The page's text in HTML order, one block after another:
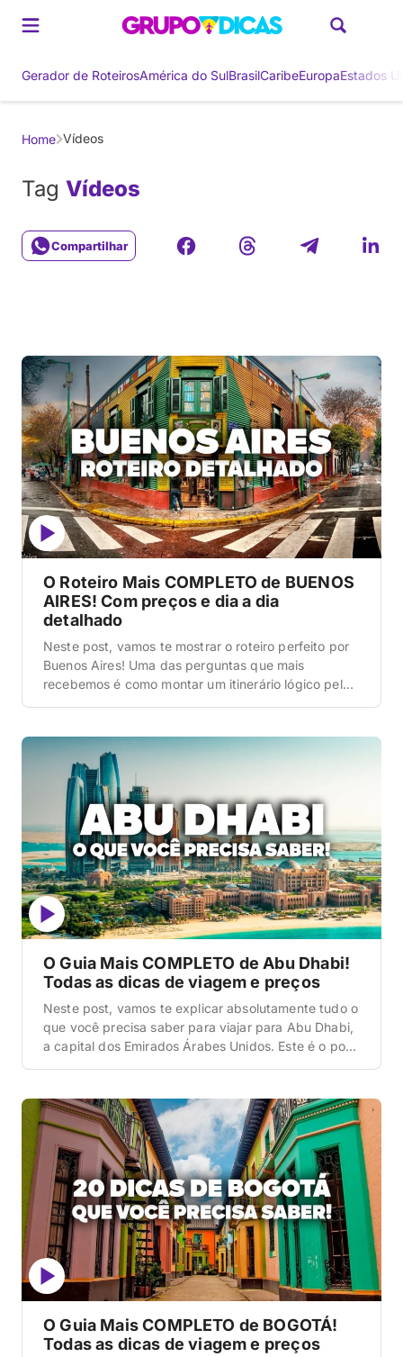
Gerador de RoteirosAmérica do SulBrasilCaribeEuropaEstados
Home Vídeos
Tag Vídeos
Compartilhar
O Roteiro Mais COMPLETO de BUENOS
AIRES! Com preços e dia a dia
detalhado
Neste post, vamos te mostrar o roteiro perfeito por
Buenos Aires! Uma das perguntas que mais
recebemos é como montar um itinerário lógico pela
favorável, sem cair em pegadinhas. Para ver o
básico do básico, apenas o centro e o Caminito, […]
O Guia Mais COMPLETO de Abu Dhabi!
Todas as dicas de viagem e preços
Neste post, vamos te explicar absolutamente tudo o
que você precisa saber para viajar para Abu Dhabi,
a capital dos Emirados Árabes Unidos. Este é o post
como visitar a mesquita mais bonita do mundo sem
ser barrado […]
O Guia Mais COMPLETO de BOGOTÁ!
Todas as dicas de viagem e preços